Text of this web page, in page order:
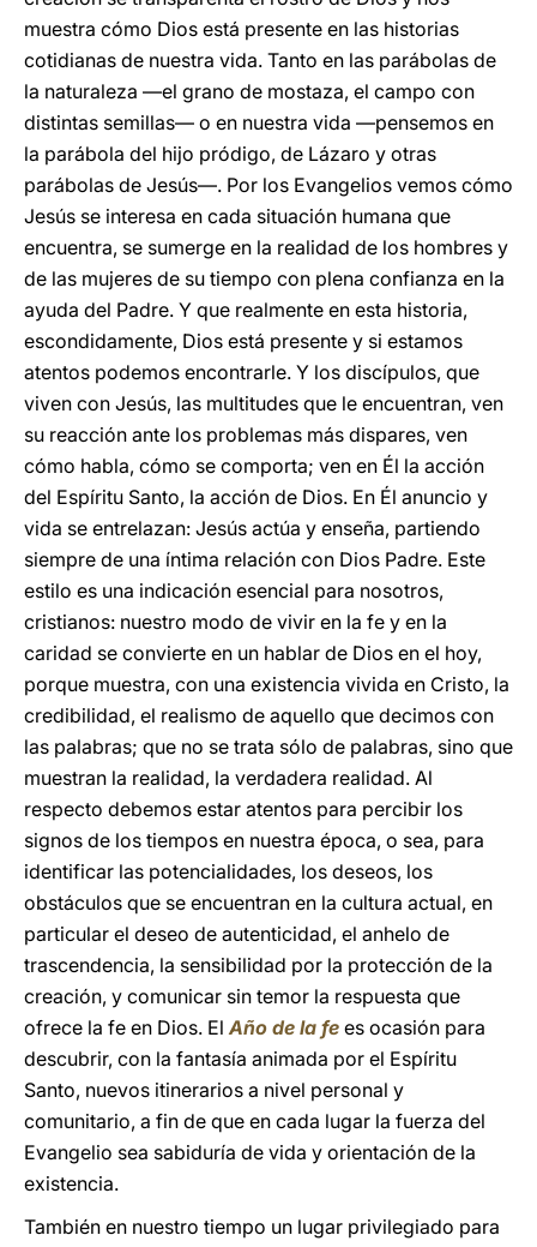
muestra cómo Dios está presente en las historias
cotidianas de nuestra vida. Tanto en las parábolas de
la naturaleza —el grano de mostaza, el campo con
distintas semillas— o en nuestra vida —pensemos en
la parábola del hijo pródigo, de Lázaro y otras
parábolas de Jesús—. Por los Evangelios vemos cómo
Jesús se interesa en cada situación humana que
encuentra, se sumerge en la realidad de los hombres y
de las mujeres de su tiempo con plena confianza en la
ayuda del Padre. Y que realmente en esta historia,
escondidamente, Dios está presente y si estamos
atentos podemos encontrarle. Y los discípulos, que
viven con Jesús, las multitudes que le encuentran, ven
su reacción ante los problemas más dispares, ven
cómo habla, cómo se comporta; ven en Él la acción
del Espíritu Santo, la acción de Dios. En Él anuncio y
vida se entrelazan: Jesús actúa y enseña, partiendo
siempre de una íntima relación con Dios Padre. Este
estilo es una indicación esencial para nosotros,
cristianos: nuestro modo de vivir en la fe y en la
caridad se convierte en un hablar de Dios en el hoy,
porque muestra, con una existencia vivida en Cristo, la
credibilidad, el realismo de aquello que decimos con
las palabras; que no se trata sólo de palabras, sino que
muestran la realidad, la verdadera realidad. Al
respecto debemos estar atentos para percibir los
signos de los tiempos en nuestra época, o sea, para
identificar las potencialidades, los deseos, los
obstáculos que se encuentran en la cultura actual, en
particular el deseo de autenticidad, el anhelo de
trascendencia, la sensibilidad por la protección de la
creación, y comunicar sin temor la respuesta que
ofrece la fe en Dios. ElAño de la fe es ocasión para
descubrir, con la fantasía animada por el Espíritu
Santo, nuevos itinerarios a nivel personal y
comunitario, a fin de que en cada lugar la fuerza del
Evangelio sea sabiduría de vida y orientación de la
existencia.
También en nuestro tiempo un lugar privilegiado para